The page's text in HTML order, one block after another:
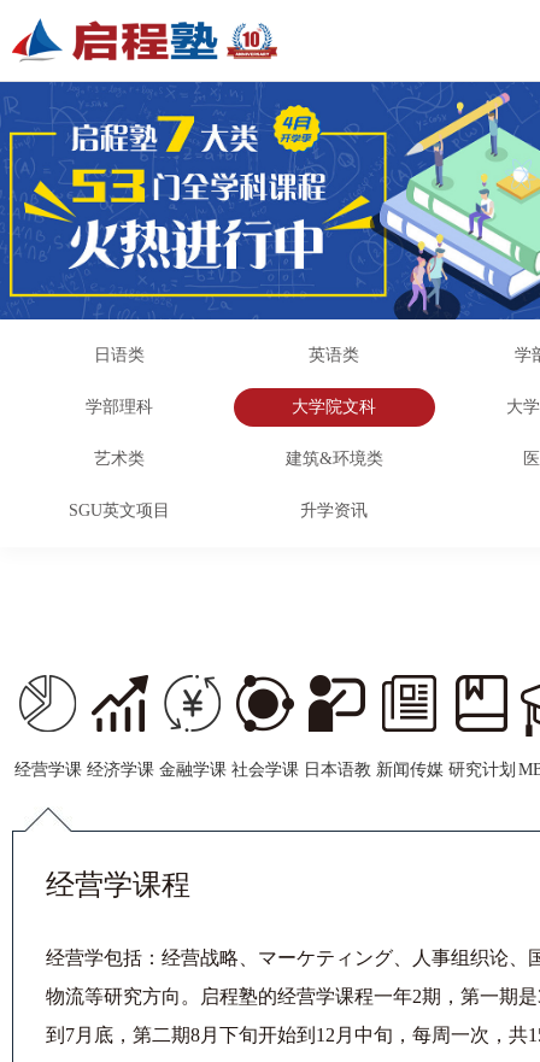
日语类 英语类 学
学部理科 大学院文科 大
艺术类 建筑&环境类
SGU英文项目 升学资讯
经营学课 经济学课 金融学课 社会学课 日本语教 新闻传媒 研究计划
经营学课程
经营学包括：经营战略、マーケティング、人事组织论、
物流等研究方向。启程塾的经营学课程一年2期，第一期
到7月底，第二期8月下旬开始到12月中旬，每周一次，共